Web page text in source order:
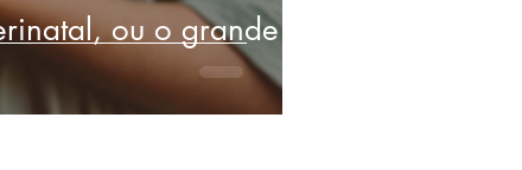
ou o grande